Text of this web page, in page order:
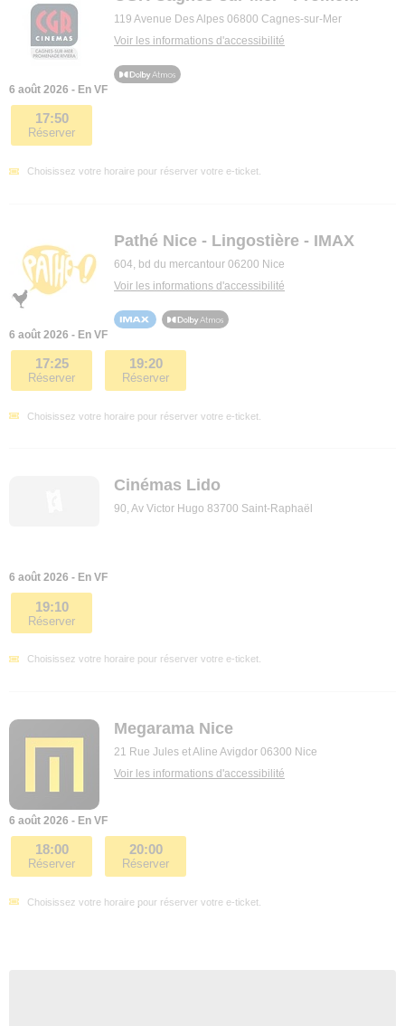
119 Avenue Des Alpes 06800 Cagnes-sur-Mer
Voir les informations d'accessibilité
6 août 2026 - En VF
17:50
Réserver
Choisissez votre horaire pour réserver votre e-ticket.
Pathé Nice - Lingostière - IMAX
604, bd du mercantour 06200 Nice
Voir les informations d'accessibilité
6 août 2026 - En VF
17:25
Réserver
19:20
Réserver
Choisissez votre horaire pour réserver votre e-ticket.
Cinémas Lido
90, Av Victor Hugo 83700 Saint-Raphaël
6 août 2026 - En VF
19:10
Réserver
Choisissez votre horaire pour réserver votre e-ticket.
Megarama Nice
21 Rue Jules et Aline Avigdor 06300 Nice
Voir les informations d'accessibilité
6 août 2026 - En VF
18:00
Réserver
20:00
Réserver
Choisissez votre horaire pour réserver votre e-ticket.